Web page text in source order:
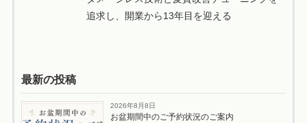
追求し、開業から13年目を迎える
最新の投稿
2026年8月8日
お盆期間中のご予約状況のご案内